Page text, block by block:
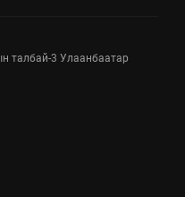
талбай-3 Улаанбаатар